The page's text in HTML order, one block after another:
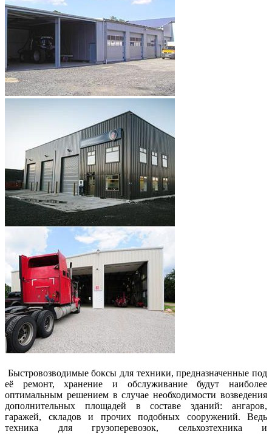
Быстровозводимые боксы для техники, предназначенные под
её ремонт, хранение и обслуживание будут наиболее
оптимальным решением в случае необходимости возведения
дополнительных площадей в составе зданий: ангаров,
гаражей, складов и прочих подобных сооружений. Ведь
техника для грузоперевозок, сельхозтехника и